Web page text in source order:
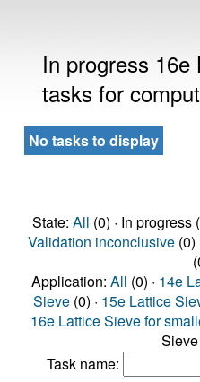
In progress
tasks for
No tasks to display
State: All (0) · In progress
Validation inconclusive(0)
Application: All (0) · 14e
Sieve (0) · 15e Lattice
16e Lattice Sieve for
Task name: